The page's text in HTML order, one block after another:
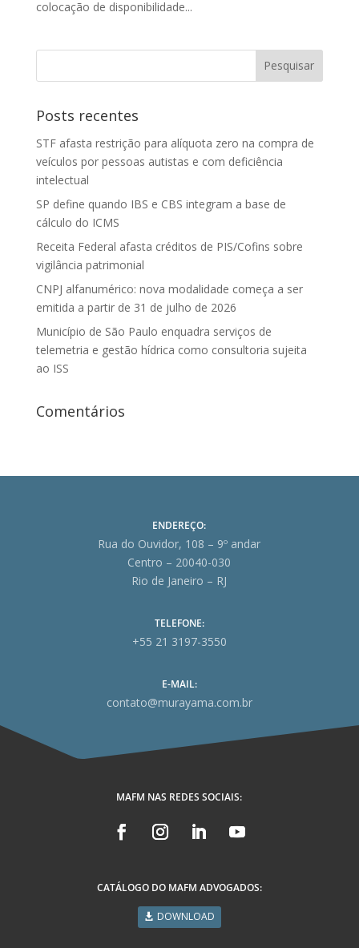
colocação de disponibilidade...
Posts recentes
STF afasta restrição para alíquota zero na compra de
veículos por pessoas autistas e com deficiência
intelectual
SP define quando IBS e CBS integram a base de
cálculo do ICMS
Receita Federal afasta créditos de PIS/Cofins sobre
vigilância patrimonial
CNPJ alfanumérico: nova modalidade começa a ser
emitida a partir de 31 de julho de 2026
Município de São Paulo enquadra serviços de
telemetria e gestão hídrica como consultoria sujeita
ao ISS
Comentários
ENDEREÇO:
Rua do Ouvidor, 108 – 9º andar
Centro – 20040-030
Rio de Janeiro – RJ
TELEFONE:
+55 21 3197-3550
E-MAIL:
contato@murayama.com.br
MAFM NAS REDES SOCIAIS:
CATÁLOGO DO MAFM ADVOGADOS:
DOWNLOAD